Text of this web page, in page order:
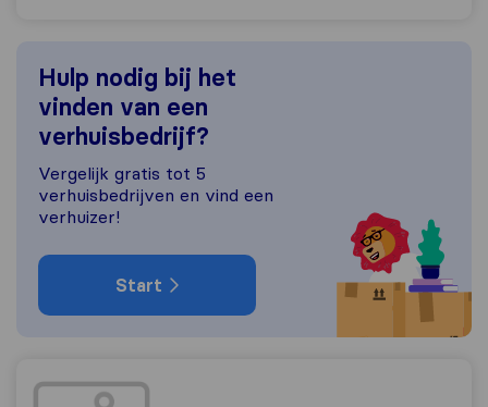
Hulp nodig bij het
vinden van een
verhuisbedrijf?
Vergelijk gratis tot 5
verhuisbedrijven en vind een
verhuizer!
Start
Jan de Jong Verhuizingen